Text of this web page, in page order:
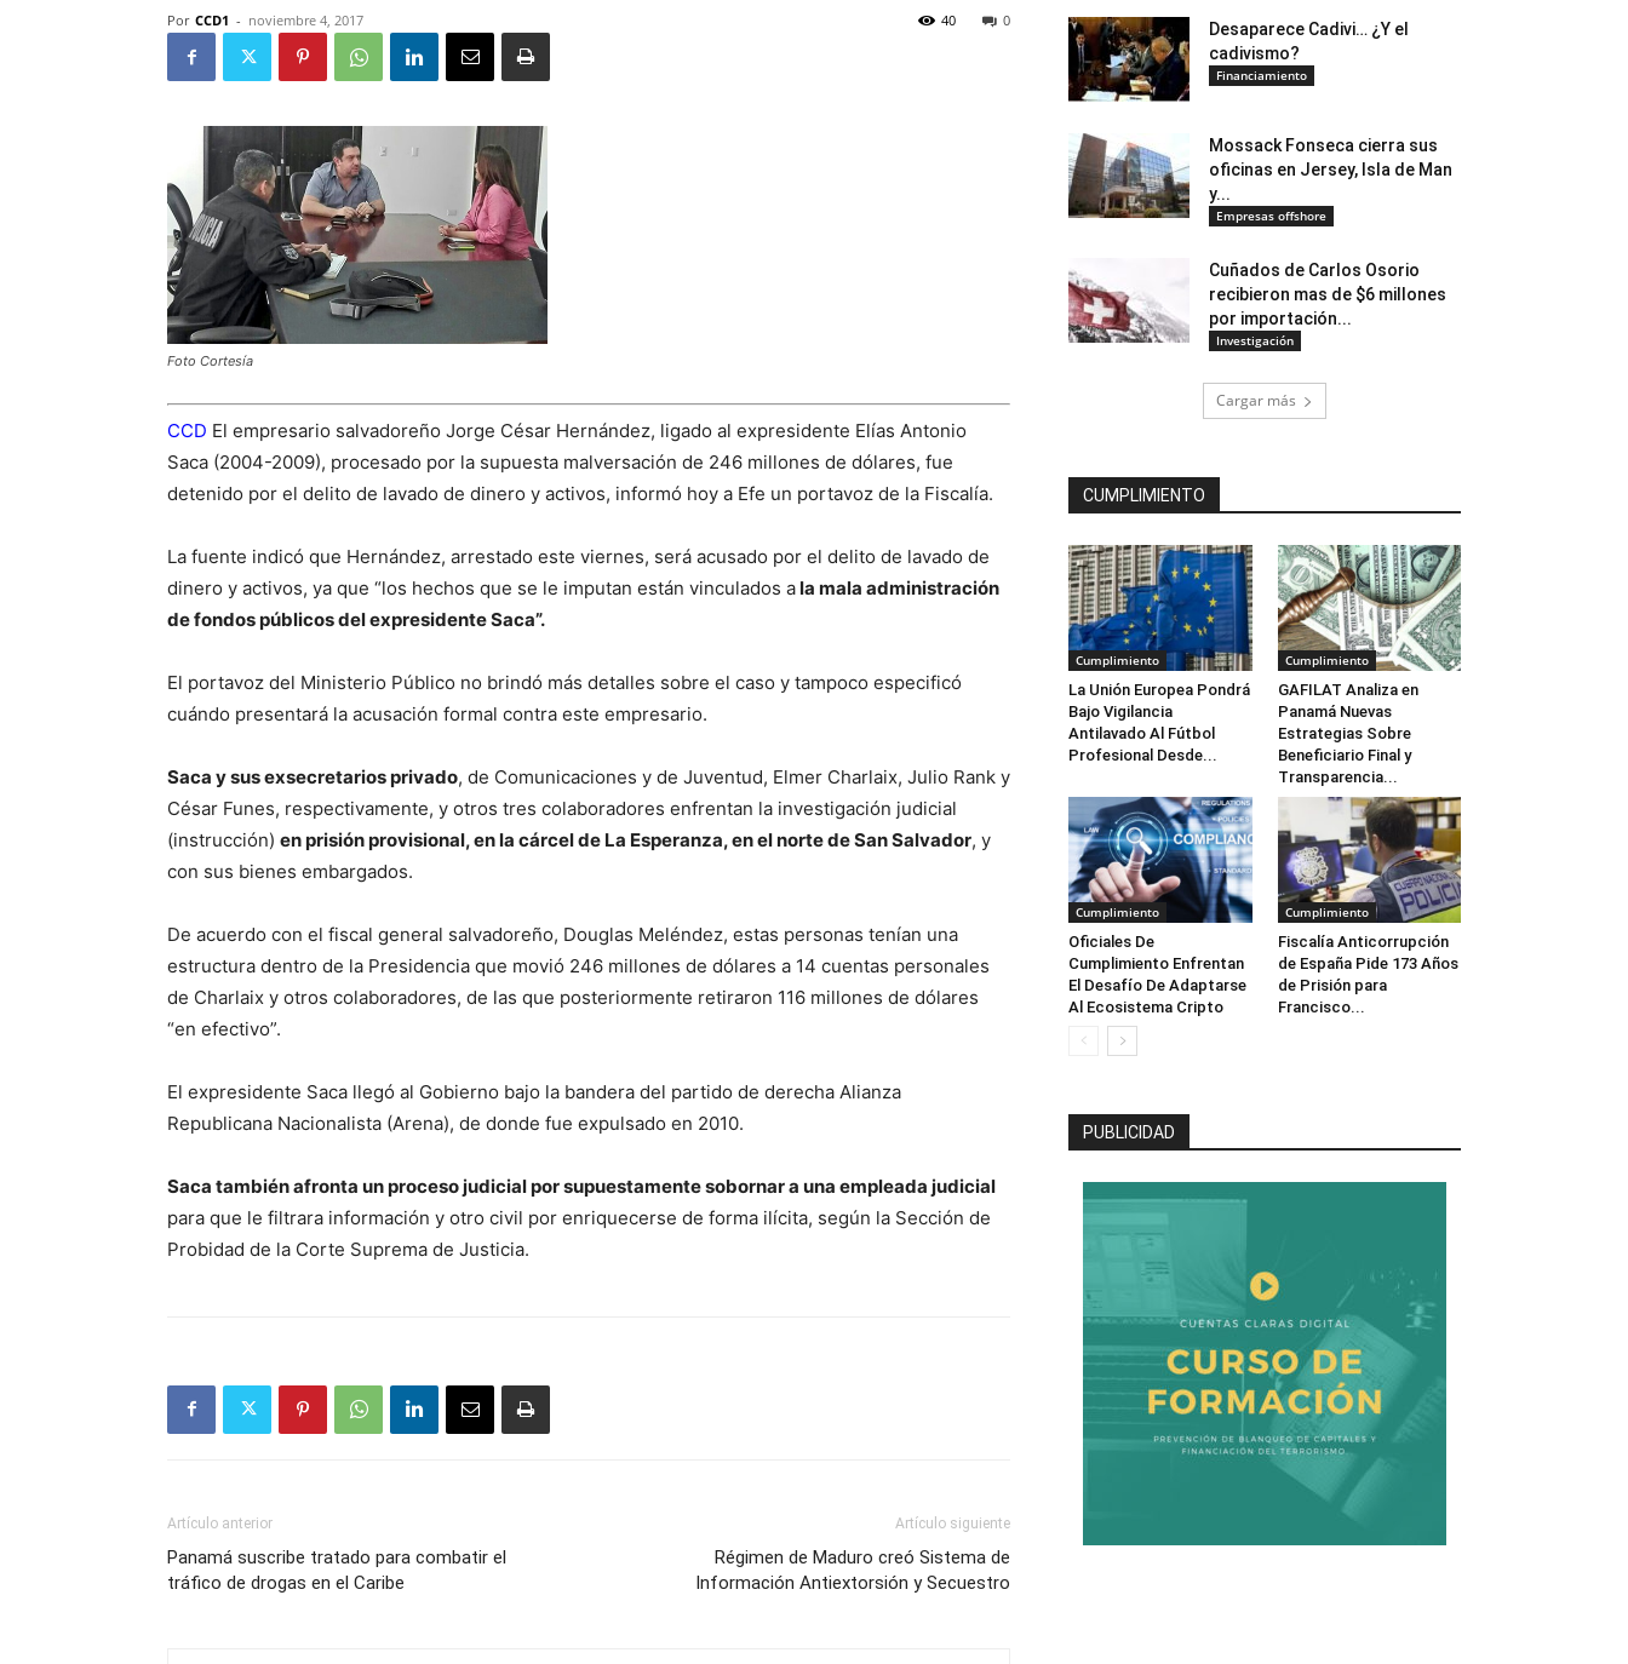
Por CCD1 - noviembre 4, 2017 0
40
Foto Cortesía
CCD El empresario salvadoreño Jorge César Hernández, ligado al expresidente Elías Antonio
Saca (2004-2009), procesado por la supuesta malversación de 246 millones de dólares, fue
detenido por el delito de lavado de dinero y activos, informó hoy a Efe un portavoz de la Fiscalía.
La fuente indicó que Hernández, arrestado este viernes, será acusado por el delito de lavado de
dinero y activos, ya que “los hechos que se le imputan están vinculados ala mala administración
de fondos públicos del expresidente Saca”.
El portavoz del Ministerio Público no brindó más detalles sobre el caso y tampoco especificó
cuándo presentará la acusación formal contra este empresario.
Saca y sus exsecretarios privado, de Comunicaciones y de Juventud, Elmer Charlaix, Julio Rank y
César Funes, respectivamente, y otros tres colaboradores enfrentan la investigación judicial
(instrucción) en prisión provisional, en la cárcel de La Esperanza, en el norte de San Salvador, y
con sus bienes embargados.
De acuerdo con el fiscal general salvadoreño, Douglas Meléndez, estas personas tenían una
estructura dentro de la Presidencia que movió 246 millones de dólares a 14 cuentas personales
de Charlaix y otros colaboradores, de las que posteriormente retiraron 116 millones de dólares
“en efectivo”.
El expresidente Saca llegó al Gobierno bajo la bandera del partido de derecha Alianza
Republicana Nacionalista (Arena), de donde fue expulsado en 2010.
Saca también afronta un proceso judicial por supuestamente sobornar a una empleada judicial
para que le filtrara información y otro civil por enriquecerse de forma ilícita, según la Sección de
Probidad de la Corte Suprema de Justicia.
Artículo anterior
Panamá suscribe tratado para combatir el
tráfico de drogas en el Caribe
Artículo siguiente
Régimen de Maduro creó Sistema de
Información Antiextorsión y Secuestro
Desaparece Cadivi… ¿Y el
cadivismo?
Financiamiento
Mossack Fonseca cierra sus
oficinas en Jersey, Isla de Man
y...
Empresas offshore
Cuñados de Carlos Osorio
recibieron mas de $6 millones
por importación...
Investigación
Cargar más
CUMPLIMIENTO
Cumplimiento
La Unión Europea Pondrá
Bajo Vigilancia
Antilavado Al Fútbol
Profesional Desde...
Cumplimiento
GAFILAT Analiza en
Panamá Nuevas
Estrategias Sobre
Beneficiario Final y
Transparencia...
Cumplimiento
Oficiales De
Cumplimiento Enfrentan
El Desafío De Adaptarse
Al Ecosistema Cripto
Cumplimiento
Fiscalía Anticorrupción
de España Pide 173 Años
de Prisión para
Francisco...
PUBLICIDAD